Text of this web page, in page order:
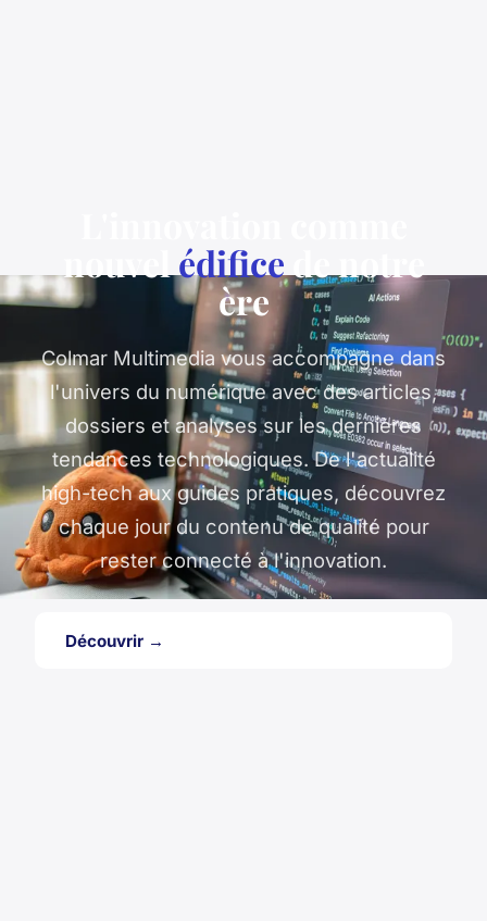
nouvelédificede notre
ère
Colmar Multimedia vous accompagne dans
l'univers du numérique avec des articles,
dossiers et analyses sur les dernières
tendances technologiques. De l'actualité
high-tech aux guides pratiques, découvrez
chaque jour du contenu de qualité pour
rester connecté à l'innovation.
Découvrir →